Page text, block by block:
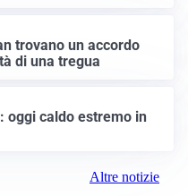
trovano un accordo
di una tregua
oggi caldo estremo in
Altre notizie